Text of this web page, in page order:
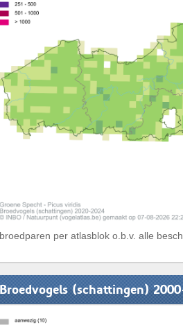
broedparen per atlasblok o.b.v. alle
Broedvogels (schattingen)